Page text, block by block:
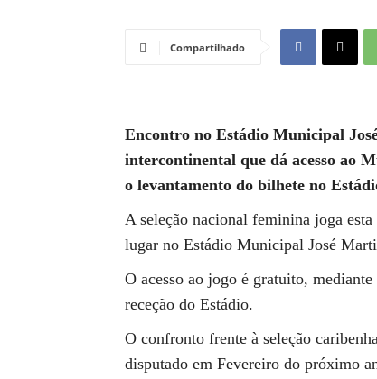
Compartilhado
Encontro no Estádio Municipal
intercontinental que dá acesso ao
o levantamento do bilhete no
A seleção nacional feminina joga
lugar no Estádio Municipal José
O acesso ao jogo é gratuito,
receção do Estádio.
O confronto frente à seleção
disputado em Fevereiro do próximo